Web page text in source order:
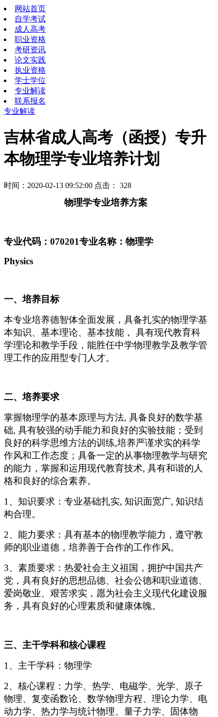
网站首页
自学考试
成人高考
职业资格
考研资讯
论文实践
执业资格
学士学位
专业解读
联系报名
专业解读
吉林省成人高考（函授）专升
本物理学专业培养计划
时间：2020-02-13 09:52:00 点击： 328
物理学专业培养方案
专业代码： 070201专业名称：物理学
Physics
一、培养目标
本专业培养德智体全面发展，具备扎实的物理学基
本知识、基本理论、基本技能，
具有现代教育科
学理论和教学手段，能胜任中学物理教学及教学管
理工作的应用型专门人才。
二、培养要求
掌握物理学的基本原理与方法, 具备良好的数学基
础, 具有较强的动手能力和良好的实验技能；受到
良好的科学思维方法的训练,培养严谨求实的科学
作风和工作态度；具备一定的从事物理教学与研究
的能力，掌握和运用现代教育技术, 具有和谐的人
格和良好的综合素养。
1、知识要求：专业基础扎实, 知识面宽广, 知识结
构合理。
2、能力要求：具有基本的物理教学能力，遵守教
师的职业道德，培养善于合作的工作作风。
3、素质要求：热爱社会主义祖国，拥护中国共产
党，具有良好的思想品德、社会公德和职业道德、
爱岗敬业、艰苦求实，愿为社会主义现代化建设服
务，具有良好的心理素质和健康体魄。
三、主干学科和核心课程
1、主干学科：物理学
2、核心课程：力学、热学、电磁学、光学、原子
物理、复变函数论、数学物理方程、理论力学、电
动力学、热力学与统计物理、量子力学、固体物